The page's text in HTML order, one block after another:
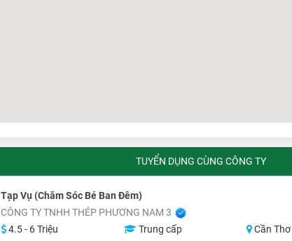
TUYỂN DỤNG CÙNG CÔNG TY
Tạp Vụ (Chăm Sóc Bé Ban Đêm)
CÔNG TY TNHH THÉP PHƯƠNG NAM 3
4.5 - 6 Triệu
Trung cấp Cần Thơ